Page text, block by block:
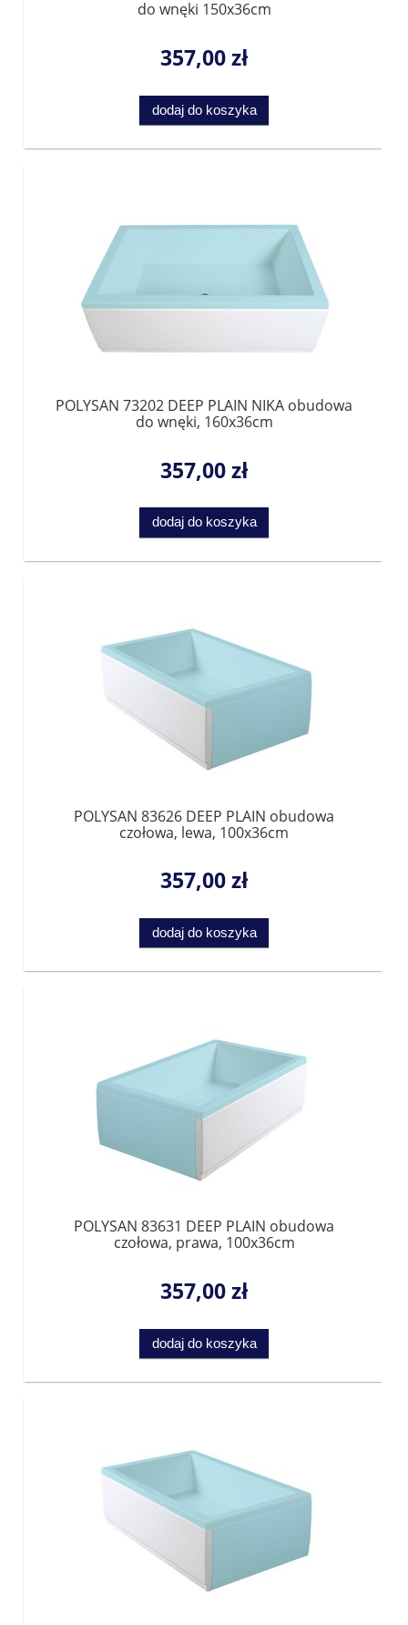
do wnęki 150x36cm
357,00 zł
dodaj do koszyka
POLYSAN 73202 DEEP PLAIN NIKA obudowa
do wnęki, 160x36cm
357,00 zł
dodaj do koszyka
POLYSAN 83626 DEEP PLAIN obudowa
czołowa, lewa, 100x36cm
357,00 zł
dodaj do koszyka
POLYSAN 83631 DEEP PLAIN obudowa
czołowa, prawa, 100x36cm
357,00 zł
dodaj do koszyka